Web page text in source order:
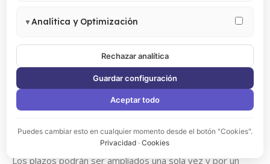
Rectificación, Cancelación u
Oposición
Los plazos podrán ser ampliados una sola vez y por un
sesión, preferencias de usuario). Estas cookies no pueden
▼Analítica y Optimización
mejorar la experiencia. Incluye Google Analytics 4, Google Tag
Manager y Meta Pixel.
Rechazar analítica
Guardar configuración
Aceptar todo
Puedes cambiar esto en cualquier momento desde el botón "Cookies".
Privacidad ·Cookies